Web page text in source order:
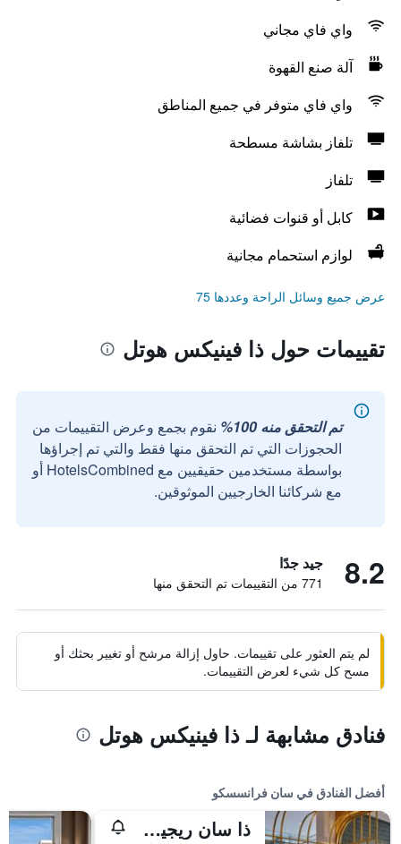
واي فاي مجاني
آلة صنع القهوة
واي فاي متوفر في جميع المناطق
تلفاز بشاشة مسطحة
تلفاز
كابل أو قنوات فضائية
لوازم استحمام مجانية
عرض جميع وسائل الراحة وعددها 75
تقييمات حول ذا فينيكس هوتل
تم التحقق منه 100%
نقوم بجمع وعرض التقييمات من
الحجوزات التي تم التحقق منها فقط والتي تم إجراؤها
بواسطة مستخدمين حقيقيين مع HotelsCombined أو
مع شركائنا الخارجيين الموثوقين.
8.2 جيد جدًا
771 من التقييمات تم التحقق منها
لم يتم العثور على تقييمات. حاول إزالة مرشح أو تغيير بحثك أو
مسح كل شيء لعرض التقييمات.
فنادق مشابهة لـ ذا فينيكس هوتل
أفضل الفنادق في سان فرانسسكو
ذا سان ريجيس سان فرانسيسكو